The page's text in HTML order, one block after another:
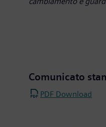
Comunicato
PDF Download